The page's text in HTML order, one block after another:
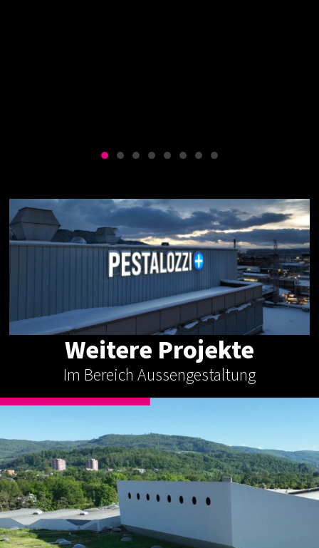
Weitere Projekte
Im Bereich Aussengestaltung